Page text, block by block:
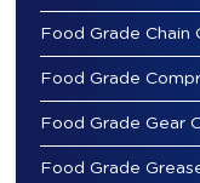
Food Grade Chain
Food Grade
Food Grade Gear
Food Grade